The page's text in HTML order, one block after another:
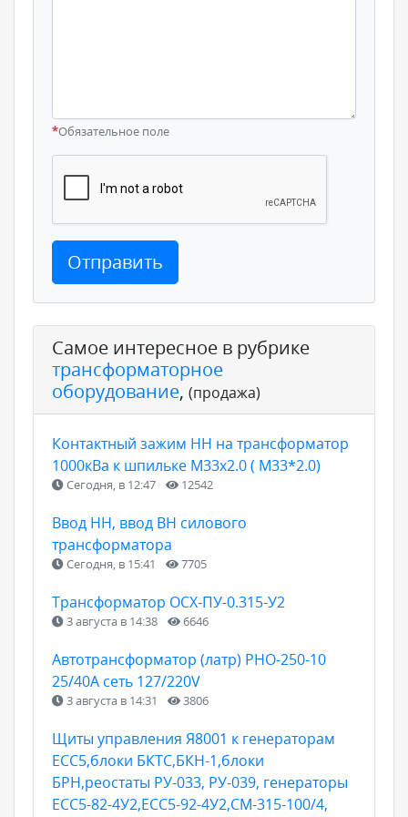
*Обязательное поле
Отправить
Самое интересное в рубрике
трансформаторное
оборудование, (продажа)
Контактный зажим НН на трансформатор
1000кВа к шпильке М33х2.0 ( М33*2.0)
Сегодня, в 12:47 12542
Ввод НН, ввод ВН силового
трансформатора
Сегодня, в 15:41 7705
Трансформатор ОСХ-ПУ-0.315-У2
3 августа в 14:38 6646
Автотрансформатор (латр) РНО-250-10
25/40А сеть 127/220V
3 августа в 14:31 3806
Щиты управления Я8001 к генераторам
ЕСС5,блоки БКТС,БКН-1,блоки
БРН,реостаты РУ-033, РУ-039, генераторы
ЕСС5-82-4У2,ЕСС5-92-4У2,СМ-315-100/4,